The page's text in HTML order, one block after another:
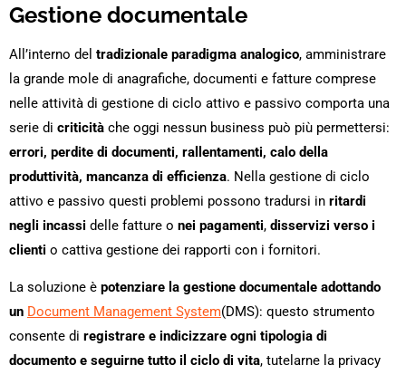
Gestione documentale
All’interno del tradizionale paradigma analogico, amministrare
la grande mole di anagrafiche, documenti e fatture comprese
nelle attività di gestione di ciclo attivo e passivo comporta una
serie di criticità che oggi nessun business può più permettersi:
errori, perdite di documenti, rallentamenti, calo della
produttività, mancanza di efficienza. Nella gestione di ciclo
attivo e passivo questi problemi possono tradursi in ritardi
negli incassi delle fatture o nei pagamenti, disservizi verso i
clienti o cattiva gestione dei rapporti con i fornitori.
La soluzione è potenziare la gestione documentale adottando
un Document Management System(DMS): questo strumento
consente di registrare e indicizzare ogni tipologia di
documento e seguirne tutto il ciclo di vita, tutelarne la privacy